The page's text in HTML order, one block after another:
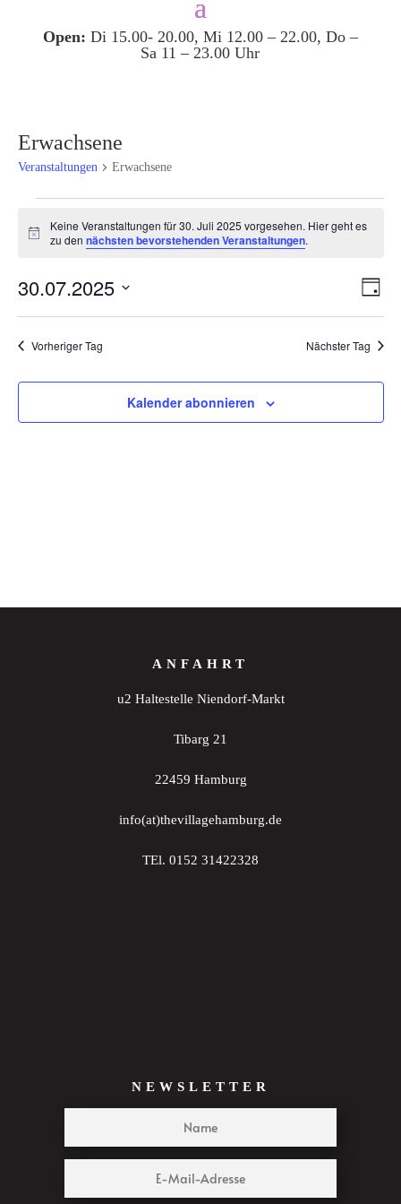
Open: Di 15.00- 20.00, Mi 12.00 – 22.00, Do –
Sa 11 – 23.00 Uhr
Erwachsene
Veranstaltungen Erwachsene
für
Juli
2025
Hinweis
Keine Veranstaltungen für 30. Juli 2025 vorgesehen. Hier geht es
zu den nächsten bevorstehenden Veranstaltungen.
Tag
30.07.2025
Vorheriger Tag Nächster Tag
Kalender abonnieren
ANFAHRT
u2 Haltestelle Niendorf-Markt
Tibarg 21
22459 Hamburg
info(at)thevillagehamburg.de
TEl. 0152 31422328
NEWSLETTER